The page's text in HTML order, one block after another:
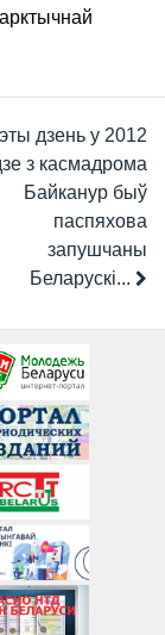
дзень у 2012
з касмадрома
Байканур быў
паспяхова
запушчаны
Беларускі...